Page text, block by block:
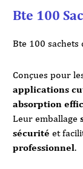
Bte 100
Bte 100 sachets
Conçues pour
applications
absorption
Leur emballage
sécurité et
professionnel.